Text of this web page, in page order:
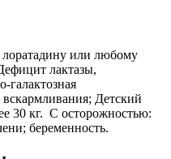
или любому
лактазы,
галактозная
Детский
30 кг. С осторожностью:
беременность.